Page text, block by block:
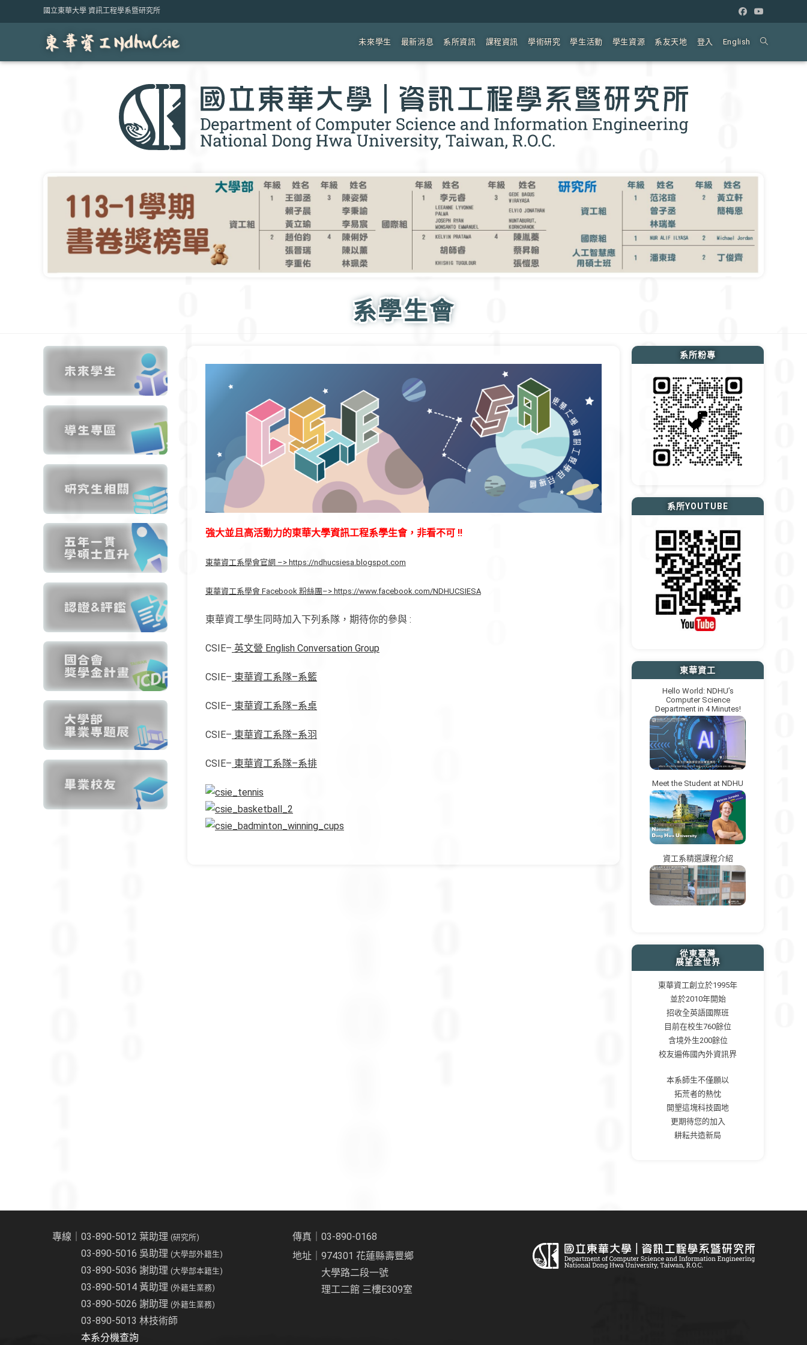
to
國立東華大學 資訊工程學系暨研究所
未來學生 最新消息 系所資訊 課程資訊 學術研究 學生活動 學生資源 系友天地 登入 English Toggle
系學生會
強大並且高活動力的東華大學資訊工程系學生會，非看不可 !!
東華資工系學會官網 –> https://ndhucsiesa.blogspot.com
東華資工系學會 Facebook 粉絲團–> https://www.facebook.com/NDHUCSIESA
東華資工學生同時加入下列系隊，期待你的參與 :
CSIE– 英文營 English Conversation Group
CSIE– 東華資工系隊–系籃
CSIE– 東華資工系隊–系桌
CSIE– 東華資工系隊–系羽
CSIE– 東華資工系隊–系排
系所粉專
系所YOUTUBE
東華資工
Hello World: NDHU’s
Computer Science
Department in 4 Minutes!
Meet the Student at NDHU
資工系精選課程介紹
從東臺灣
展望全世界
東華資工創立於1995年
並於2010年開始
招收全英語國際班
目前在校生760餘位
含境外生200餘位
校友遍佈國內外資訊界
本系師生不僅願以
拓荒者的熱忱
開墾這塊科技園地
更期待您的加入
耕耘共造新局
專線｜03-890-5012 葉助理 (研究所)
03-890-5016 吳助理 (大學部外籍生)
03-890-5036 謝助理 (大學部本籍生)
03-890-5014 黃助理 (外籍生業務)
03-890-5026 謝助理 (外籍生業務)
03-890-5013 林技術師
本系分機查詢
傳真｜03-890-0168
地址｜974301 花蓮縣壽豐鄉
大學路二段一號
理工二館 三樓E309室